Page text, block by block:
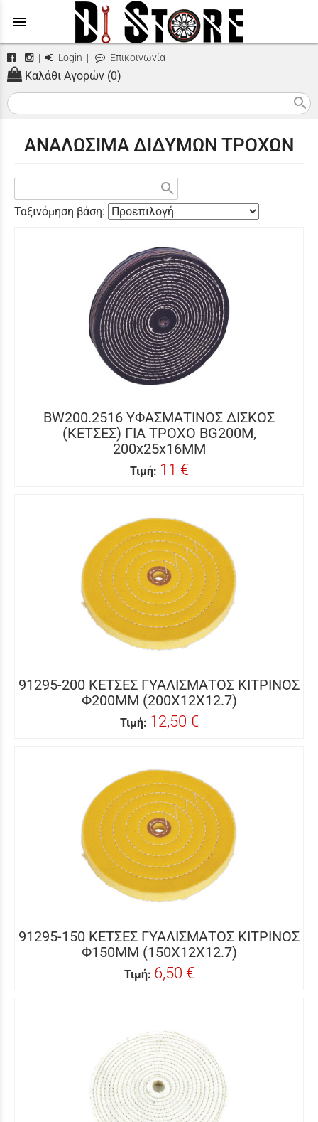
menu
| Login | Επικοινωνία
Καλάθι Αγορών (0)
search
ΑΝΑΛΩΣΙΜΑ ΔΙΔΥΜΩΝ ΤΡΟΧΩΝ
search
Ταξινόμηση βάση:
BW200.2516 ΥΦΑΣΜΑΤΙΝΟΣ ΔΙΣΚΟΣ
(ΚΕΤΣΕΣ) ΓΙΑ ΤΡΟΧΟ BG200M,
200x25x16MM
Τιμή: 11 €
91295-200 ΚΕΤΣΕΣ ΓΥΑΛΙΣΜΑΤΟΣ ΚΙΤΡΙΝΟΣ
Φ200MM (200X12X12.7)
Τιμή: 12,50 €
91295-150 ΚΕΤΣΕΣ ΓΥΑΛΙΣΜΑΤΟΣ ΚΙΤΡΙΝΟΣ
Φ150ΜΜ (150X12X12.7)
Τιμή: 6,50 €